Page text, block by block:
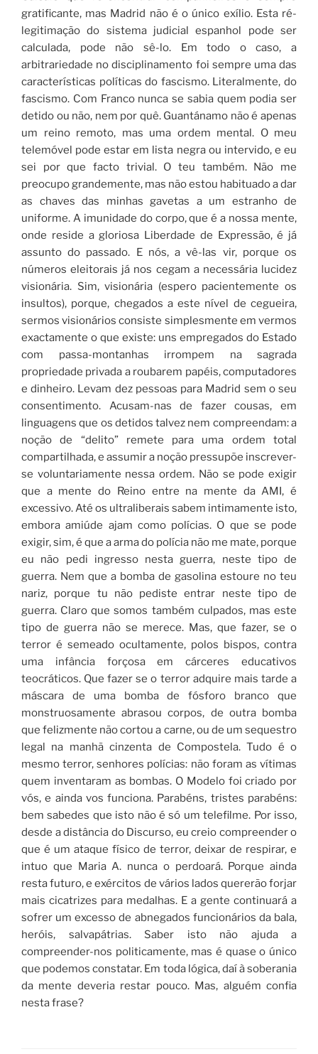
gratificante, mas Madrid não é o único exílio. Esta ré-
legitimação do sistema judicial espanhol pode ser
calculada, pode não sê-lo. Em todo o caso, a
arbitrariedade no disciplinamento foi sempre uma das
características políticas do fascismo. Literalmente, do
fascismo. Com Franco nunca se sabia quem podia ser
detido ou não, nem por quê. Guantánamo não é apenas
um reino remoto, mas uma ordem mental. O meu
telemóvel pode estar em lista negra ou intervido, e eu
sei por que facto trivial. O teu também. Não me
preocupo grandemente, mas não estou habituado a dar
as chaves das minhas gavetas a um estranho de
uniforme. A imunidade do corpo, que é a nossa mente,
onde reside a gloriosa Liberdade de Expressão, é já
assunto do passado. E nós, a vê-las vir, porque os
números eleitorais já nos cegam a necessária lucidez
visionária. Sim, visionária (espero pacientemente os
insultos), porque, chegados a este nível de cegueira,
sermos visionários consiste simplesmente em vermos
exactamente o que existe: uns empregados do Estado
com passa-montanhas irrompem na sagrada
propriedade privada a roubarem papéis, computadores
e dinheiro. Levam dez pessoas para Madrid sem o seu
consentimento. Acusam-nas de fazer cousas, em
linguagens que os detidos talvez nem compreendam: a
noção de “delito” remete para uma ordem total
compartilhada, e assumir a noção pressupõe inscrever-
se voluntariamente nessa ordem. Não se pode exigir
que a mente do Reino entre na mente da AMI, é
excessivo. Até os ultraliberais sabem intimamente isto,
embora amiúde ajam como polícias. O que se pode
exigir, sim, é que a arma do polícia não me mate, porque
eu não pedi ingresso nesta guerra, neste tipo de
guerra. Nem que a bomba de gasolina estoure no teu
nariz, porque tu não pediste entrar neste tipo de
guerra. Claro que somos também culpados, mas este
tipo de guerra não se merece. Mas, que fazer, se o
terror é semeado ocultamente, polos bispos, contra
uma infância forçosa em cárceres educativos
teocráticos. Que fazer se o terror adquire mais tarde a
máscara de uma bomba de fósforo branco que
monstruosamente abrasou corpos, de outra bomba
que felizmente não cortou a carne, ou de um sequestro
legal na manhã cinzenta de Compostela. Tudo é o
mesmo terror, senhores polícias: não foram as vítimas
quem inventaram as bombas. O Modelo foi criado por
vós, e ainda vos funciona. Parabéns, tristes parabéns:
bem sabedes que isto não é só um telefilme. Por isso,
desde a distância do Discurso, eu creio compreender o
que é um ataque físico de terror, deixar de respirar, e
intuo que Maria A. nunca o perdoará. Porque ainda
resta futuro, e exércitos de vários lados quererão forjar
mais cicatrizes para medalhas. E a gente continuará a
sofrer um excesso de abnegados funcionários da bala,
heróis, salvapátrias. Saber isto não ajuda a
compreender-nos politicamente, mas é quase o único
que podemos constatar. Em toda lógica, daí à soberania
da mente deveria restar pouco. Mas, alguém confia
nesta frase?